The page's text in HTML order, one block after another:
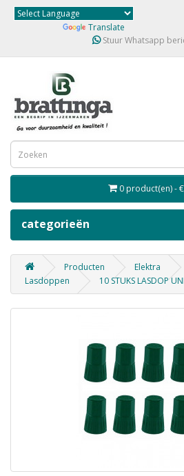
Translate
Stuur Whatsapp
0 product(en) -
categorieën
Producten Elektra
Lasdoppen
10 STUKS LASDOP